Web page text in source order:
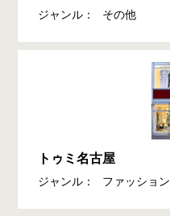
ジャンル： その他
トゥミ名古屋
ジャンル： ファッション